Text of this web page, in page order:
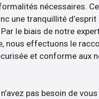
nécessaires.
une tranquillité
le biais de notre
nous effectuons le
et conforme aux
pas besoin de